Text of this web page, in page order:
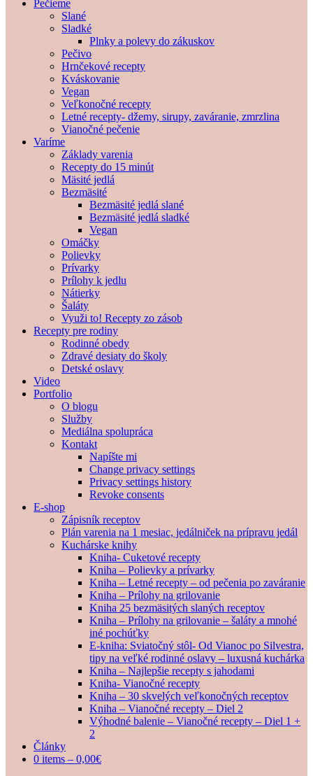
Pečieme
Slané
Sladké
Plnky a polevy do zákuskov
Pečivo
Hrnčekové recepty
Kváskovanie
Vegan
Veľkonočné recepty
Letné recepty- džemy, sirupy, zaváranie, zmrzlina
Vianočné pečenie
Varíme
Základy varenia
Recepty do 15 minút
Mäsité jedlá
Bezmäsité
Bezmäsité jedlá slané
Bezmäsité jedlá sladké
Vegan
Omáčky
Polievky
Prívarky
Prílohy k jedlu
Nátierky
Šaláty
Využi to! Recepty zo zásob
Recepty pre rodiny
Rodinné obedy
Zdravé desiaty do školy
Detské oslavy
Video
Portfolio
O blogu
Služby
Mediálna spolupráca
Kontakt
Napíšte mi
Change privacy settings
Privacy settings history
Revoke consents
E-shop
Zápisník receptov
Plán varenia na 1 mesiac, jedálniček na prípravu jedál
Kuchárske knihy
Kniha- Cuketové recepty
Kniha – Polievky a prívarky
Kniha – Letné recepty – od pečenia po zaváranie
Kniha – Prílohy na grilovanie
Kniha 25 bezmäsitých slaných receptov
Kniha – Prílohy na grilovanie – šaláty a mnohé
iné pochúťky
E-kniha: Sviatočný stôl- Od Vianoc po Silvestra,
tipy na veľké rodinné oslavy – luxusná kuchárka
Kniha – Najlepšie recepty s jahodami
Kniha- Vianočné recepty
Kniha – 30 skvelých veľkonočných receptov
Kniha – Vianočné recepty – Diel 2
Výhodné balenie – Vianočné recepty – Diel 1 +
2
Články
0 items – 0,00€